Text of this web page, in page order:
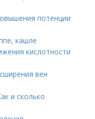
потенции
кашле
кислотности
вен
и сколько